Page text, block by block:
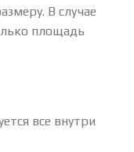
В случае
площадь
все внутри